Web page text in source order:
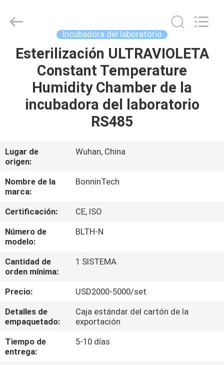
HOGAR
PRODUCTOS
SOBRE
NOSOTROS
VIAJE
DE
LA
FÁBRICA
DE
CALIDAD
ÉNTRENOS
Copyright
Technology
Incubadora del laboratorio
Esterilización ULTRAVIOLETA
Constant Temperature
Humidity Chamber de la
incubadora del laboratorio
RS485
Lugar de
origen:
Wuhan, China
Nombre de la
marca:
BonninTech
Certificación:
CE, ISO
Número de
modelo:
BLTH-N
Cantidad de
orden mínima:
1 SISTEMA
Precio:
USD2000-5000/set
Detalles de
empaquetado:
Caja estándar del cartón de la
exportación
Tiempo de
entrega:
5-10 días